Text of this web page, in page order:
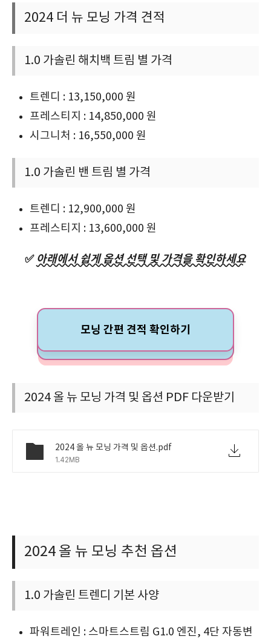
2024 더 뉴 모닝 가격 견적
1.0 가솔린 해치백 트림 별 가격
트렌디 : 13,150,000 원
프레스티지 : 14,850,000 원
시그니처 : 16,550,000 원
1.0 가솔린 밴 트림 별 가격
트렌디 : 12,900,000 원
프레스티지 : 13,600,000 원
✅ 아래에서 쉽게 옵션 선택 및 가격을 확인하세요
모닝 간편 견적 확인하기
2024 올 뉴 모닝 가격 및 옵션 PDF 다운받기
2024 올 뉴 모닝 가격 및 옵션.pdf
1.42MB
2024 올 뉴 모닝 추천 옵션
1.0 가솔린 트렌디 기본 사양
파워트레인 : 스마트스트림 G1.0 엔진, 4단 자동변